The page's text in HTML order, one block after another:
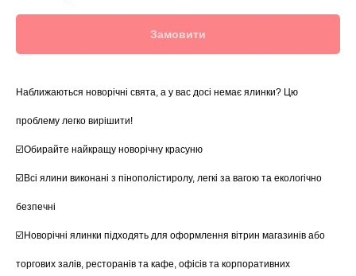
Замовити
Наближаються новорічні свята, а у вас досі немає ялинки? Цю
проблему легко вирішити!
☑️Обирайте найкращу новорічну красуню
☑️Всі ялини виконані з пінополістиролу, легкі за вагою та екологічно
безпечні
☑️Новорічні ялинки підходять для оформлення вітрин магазинів або
торгових залів, ресторанів та кафе, офісів та корпоративних